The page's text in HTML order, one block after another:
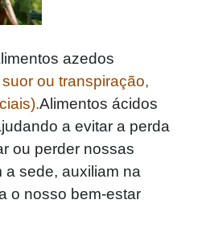
azedos
ou transpiração,
Alimentos ácidos
a evitar a perda
ou perder nossas
a sede, auxiliam na
o nosso bem-estar